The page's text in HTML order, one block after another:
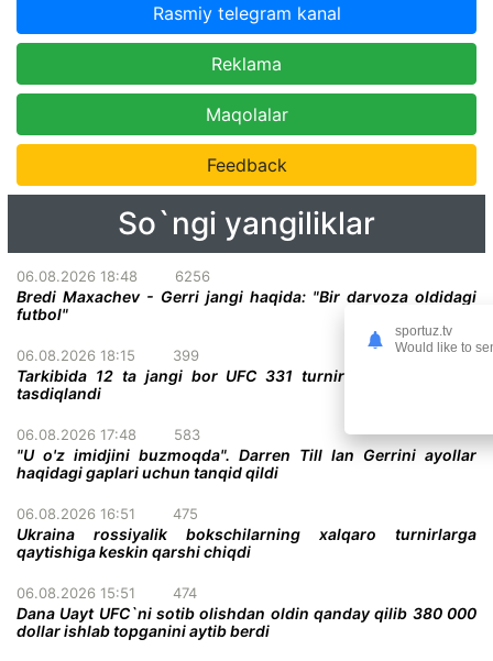
Rasmiy telegram kanal
Reklama
Maqolalar
Feedback
So`ngi yangiliklar
06.08.2026 18:48 6256
Bredi Maxachev - Gerri jangi haqida: "Bir darvoza oldidagi
futbol"
06.08.2026 18:15 399
Tarkibida 12 ta jangi bor UFC 331 turnirining to'liq kardi
tasdiqlandi
06.08.2026 17:48 583
"U o'z imidjini buzmoqda". Darren Till Ian Gerrini ayollar
haqidagi gaplari uchun tanqid qildi
06.08.2026 16:51 475
Ukraina rossiyalik bokschilarning xalqaro turnirlarga
qaytishiga keskin qarshi chiqdi
06.08.2026 15:51 474
Dana Uayt UFC`ni sotib olishdan oldin qanday qilib 380 000
dollar ishlab topganini aytib berdi
sportuz.tv
Would like to